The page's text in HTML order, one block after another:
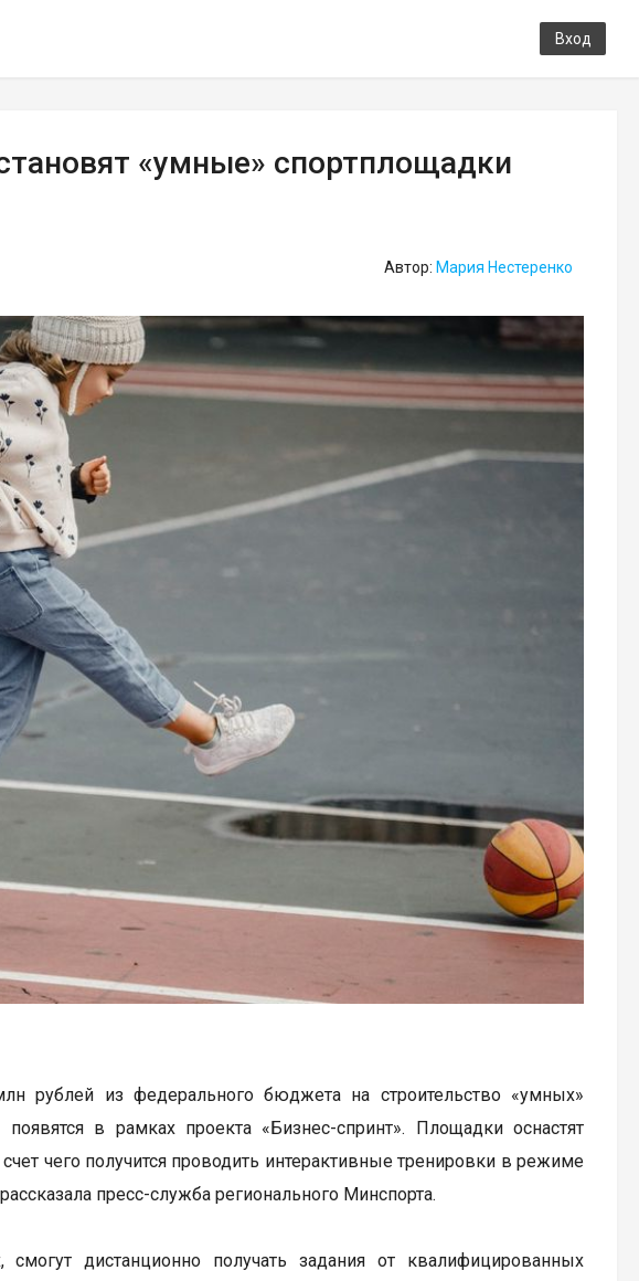
Вход
«умные» спортплощадки
Автор: Мария Нестеренко
рублей из федерального бюджета на строительство «умных»
в рамках проекта «Бизнес-спринт». Площадки оснастят
чего получится проводить интерактивные тренировки в режиме
пресс-служба регионального Минспорта.
дистанционно получать задания от квалифицированных